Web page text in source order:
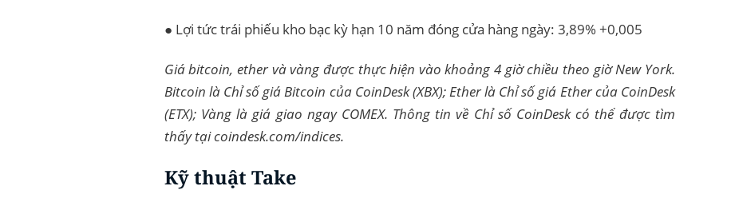
● Lợi tức trái phiếu kho bạc kỳ hạn 10 năm đóng cửa hàng ngày: 3,89% +0,005
Giá bitcoin, ether và vàng được thực hiện vào khoảng 4 giờ chiều theo giờ New York.
Bitcoin là Chỉ số giá Bitcoin của CoinDesk (XBX); Ether là Chỉ số giá Ether của CoinDesk
(ETX); Vàng là giá giao ngay COMEX. Thông tin về Chỉ số CoinDesk có thể được tìm
thấy tại coindesk.com/indices.
Kỹ thuật Take